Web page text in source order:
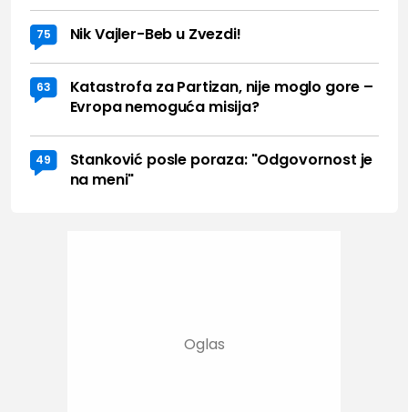
75 Nik Vajler-Beb u Zvezdi!
63
Katastrofa za Partizan, nije moglo gore –
Evropa nemoguća misija?
49
Stanković posle poraza: "Odgovornost je
na meni"